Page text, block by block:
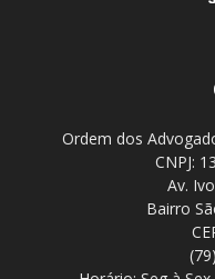
Ordem dos
CNPJ:
Av.
Bairro